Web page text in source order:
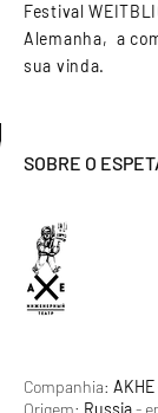
Festival
Alemanha, a
sua vinda.
SOBRE O
Companhia:
Origem: Russia-